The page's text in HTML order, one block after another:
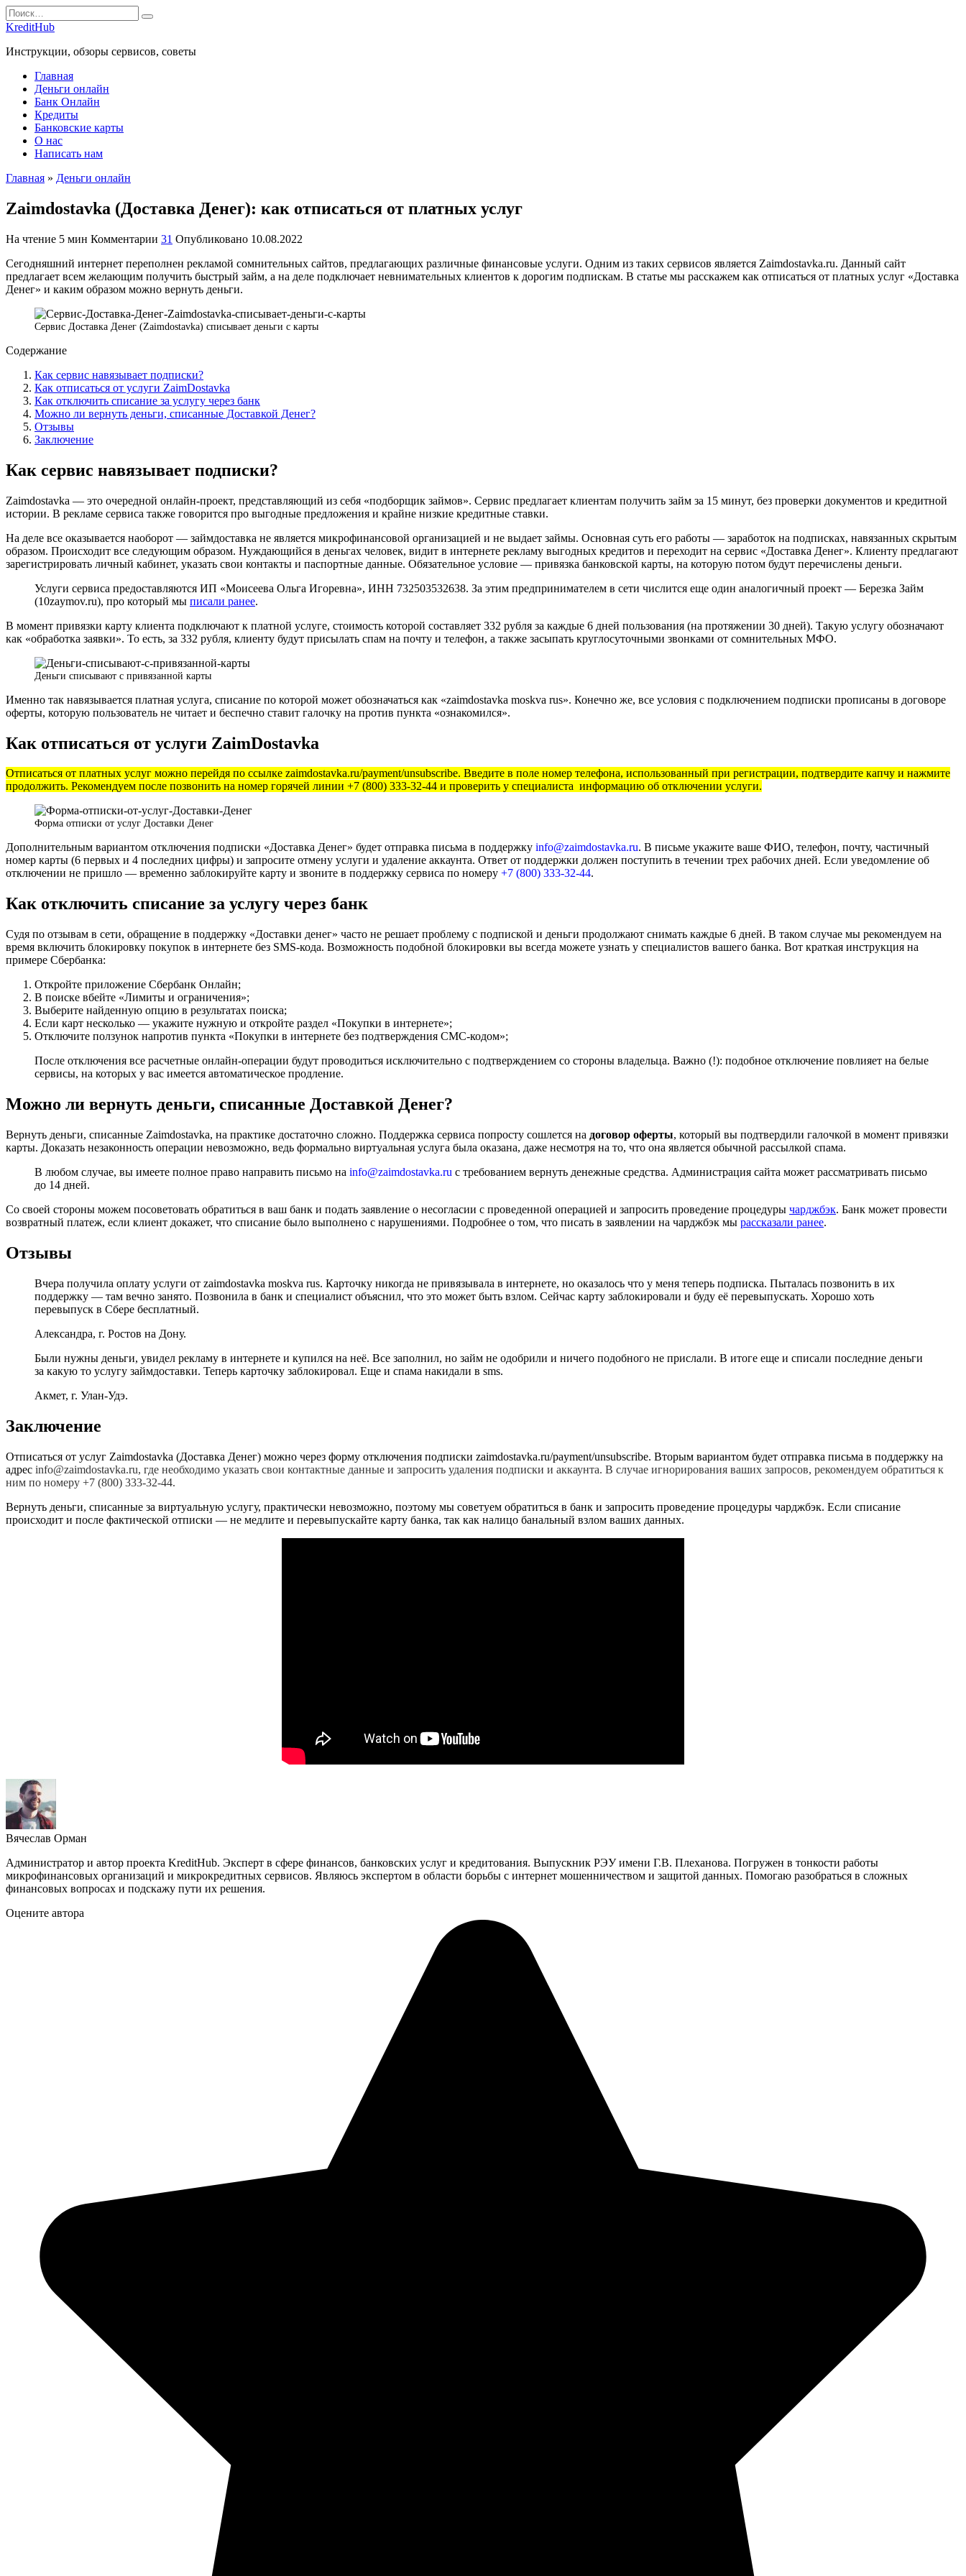
Перейти
к
Search
for:
KreditHub
Инструкции, обзоры сервисов, советы
Главная
Деньги онлайн
Банк Онлайн
Кредиты
Банковские карты
О нас
Написать нам
Главная » Деньги онлайн
Zaimdostavka (Доставка Денег): как отписаться от платных услуг
На чтение 5 мин Комментарии 31 Опубликовано 10.08.2022
Сегодняшний интернет переполнен рекламой сомнительных сайтов, предлагающих различные финансовые услуги. Одним из таких сервисов является Zaimdostavka.ru. Данный сайт
предлагает всем желающим получить быстрый займ, а на деле подключает невнимательных клиентов к дорогим подпискам. В статье мы расскажем как отписаться от платных услуг «Доставка
Денег» и каким образом можно вернуть деньги.
Сервис Доставка Денег (Zaimdostavka) списывает деньги с карты
Содержание
Как сервис навязывает подписки?
Как отписаться от услуги ZaimDostavka
Как отключить списание за услугу через банк
Можно ли вернуть деньги, списанные Доставкой Денег?
Отзывы
Заключение
Как сервис навязывает подписки?
Zaimdostavka — это очередной онлайн-проект, представляющий из себя «подборщик займов». Сервис предлагает клиентам получить займ за 15 минут, без проверки документов и кредитной
истории. В рекламе сервиса также говорится про выгодные предложения и крайне низкие кредитные ставки.
На деле все оказывается наоборот — займдоставка не является микрофинансовой организацией и не выдает займы. Основная суть его работы — заработок на подписках, навязанных скрытым
образом. Происходит все следующим образом. Нуждающийся в деньгах человек, видит в интернете рекламу выгодных кредитов и переходит на сервис «Доставка Денег». Клиенту предлагают
зарегистрировать личный кабинет, указать свои контакты и паспортные данные. Обязательное условие — привязка банковской карты, на которую потом будут перечислены деньги.
Услуги сервиса предоставляются ИП «Моисеева Ольга Игоревна», ИНН 732503532638. За этим предпринимателем в сети числится еще один аналогичный проект — Березка Займ
(10zaymov.ru), про который мы писали ранее.
В момент привязки карту клиента подключают к платной услуге, стоимость которой составляет 332 рубля за каждые 6 дней пользования (на протяжении 30 дней). Такую услугу обозначают
как «обработка заявки». То есть, за 332 рубля, клиенту будут присылать спам на почту и телефон, а также засыпать круглосуточными звонками от сомнительных МФО.
Деньги списывают с привязанной карты
Именно так навязывается платная услуга, списание по которой может обозначаться как «zaimdostavka moskva rus». Конечно же, все условия с подключением подписки прописаны в договоре
оферты, которую пользователь не читает и беспечно ставит галочку на против пункта «ознакомился».
Как отписаться от услуги ZaimDostavka
Отписаться от платных услуг можно перейдя по ссылке zaimdostavka.ru/payment/unsubscribe. Введите в поле номер телефона, использованный при регистрации, подтвердите капчу и нажмите
продолжить. Рекомендуем после позвонить на номер горячей линии +7 (800) 333-32-44 и проверить у специалиста информацию об отключении услуги.
Форма отписки от услуг Доставки Денег
Дополнительным вариантом отключения подписки «Доставка Денег» будет отправка письма в поддержку info@zaimdostavka.ru. В письме укажите ваше ФИО, телефон, почту, частичный
номер карты (6 первых и 4 последних цифры) и запросите отмену услуги и удаление аккаунта. Ответ от поддержки должен поступить в течении трех рабочих дней. Если уведомление об
отключении не пришло — временно заблокируйте карту и звоните в поддержку сервиса по номеру +7 (800) 333-32-44.
Как отключить списание за услугу через банк
Судя по отзывам в сети, обращение в поддержку «Доставки денег» часто не решает проблему с подпиской и деньги продолжают снимать каждые 6 дней. В таком случае мы рекомендуем на
время включить блокировку покупок в интернете без SMS-кода. Возможность подобной блокировки вы всегда можете узнать у специалистов вашего банка. Вот краткая инструкция на
примере Сбербанка:
Откройте приложение Сбербанк Онлайн;
В поиске вбейте «Лимиты и ограничения»;
Выберите найденную опцию в результатах поиска;
Если карт несколько — укажите нужную и откройте раздел «Покупки в интернете»;
Отключите ползунок напротив пункта «Покупки в интернете без подтверждения СМС-кодом»;
После отключения все расчетные онлайн-операции будут проводиться исключительно с подтверждением со стороны владельца. Важно (!): подобное отключение повлияет на белые
сервисы, на которых у вас имеется автоматическое продление.
Можно ли вернуть деньги, списанные Доставкой Денег?
Вернуть деньги, списанные Zaimdostavka, на практике достаточно сложно. Поддержка сервиса попросту сошлется на договор оферты, который вы подтвердили галочкой в момент привязки
карты. Доказать незаконность операции невозможно, ведь формально виртуальная услуга была оказана, даже несмотря на то, что она является обычной рассылкой спама.
В любом случае, вы имеете полное право направить письмо на info@zaimdostavka.ru с требованием вернуть денежные средства. Администрация сайта может рассматривать письмо
до 14 дней.
Со своей стороны можем посоветовать обратиться в ваш банк и подать заявление о несогласии с проведенной операцией и запросить проведение процедуры чарджбэк. Банк может провести
возвратный платеж, если клиент докажет, что списание было выполнено с нарушениями. Подробнее о том, что писать в заявлении на чарджбэк мы рассказали ранее.
Отзывы
Вчера получила оплату услуги от zaimdostavka moskva rus. Карточку никогда не привязывала в интернете, но оказалось что у меня теперь подписка. Пыталась позвонить в их
поддержку — там вечно занято. Позвонила в банк и специалист объяснил, что это может быть взлом. Сейчас карту заблокировали и буду её перевыпускать. Хорошо хоть
перевыпуск в Сбере бесплатный.
Александра, г. Ростов на Дону.
Были нужны деньги, увидел рекламу в интернете и купился на неё. Все заполнил, но займ не одобрили и ничего подобного не прислали. В итоге еще и списали последние деньги
за какую то услугу займдоставки. Теперь карточку заблокировал. Еще и спама накидали в sms.
Акмет, г. Улан-Удэ.
Заключение
Отписаться от услуг Zaimdostavka (Доставка Денег) можно через форму отключения подписки zaimdostavka.ru/payment/unsubscribe. Вторым вариантом будет отправка письма в поддержку на
адрес info@zaimdostavka.ru, где необходимо указать свои контактные данные и запросить удаления подписки и аккаунта. В случае игнорирования ваших запросов, рекомендуем обратиться к
ним по номеру +7 (800) 333-32-44.
Вернуть деньги, списанные за виртуальную услугу, практически невозможно, поэтому мы советуем обратиться в банк и запросить проведение процедуры чарджбэк. Если списание
происходит и после фактической отписки — не медлите и перевыпускайте карту банка, так как налицо банальный взлом ваших данных.
Вячеслав Орман
Администратор и автор проекта KreditHub. Эксперт в сфере финансов, банковских услуг и кредитования. Выпускник РЭУ имени Г.В. Плеханова. Погружен в тонкости работы
микрофинансовых организаций и микрокредитных сервисов. Являюсь экспертом в области борьбы с интернет мошенничеством и защитой данных. Помогаю разобраться в сложных
финансовых вопросах и подскажу пути их решения.
Оцените автора